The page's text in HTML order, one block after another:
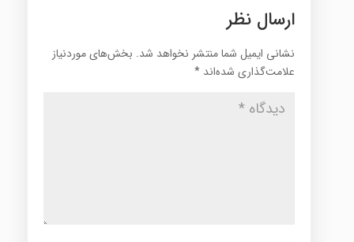
ارسال نظر
نشانی ایمیل شما منتشر نخواهد شد. بخش‌های موردنیاز
علامت‌گذاری شده‌اند *